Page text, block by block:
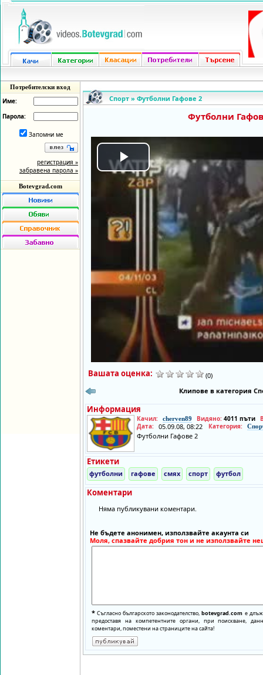
Потребителски вход
Име:
Парола:
Запомни ме
регистрация »
забравена парола »
Botevgrad.com
Спорт » Футболни Гафове 2
Футболни
Play
Video
Вашата оценка:
(0)
Клипове в категория
Информация
Качил: cherven89 Видяно: 4011 пъти
Дата: 05.09.08, 08:22 Категория:
Футболни Гафове 2
Етикети
футболни гафове смях спорт футбол
Коментари
Няма публикувани коментари.
Не бъдете анонимен, използвайте акаунта си
Моля, спазвайте добрия тон и не използвайте
* Съгласно българското законодателство,botevgrad.com е
предоставя на компетентните органи, при поискване,
коментари, поместени на страниците на сайта!